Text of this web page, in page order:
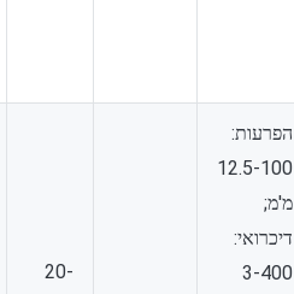
הפרעות:
12.5-100
מ'מ;
דיכרואי:
3-400
20-